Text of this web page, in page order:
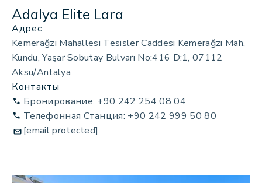
Adalya Elite Lara
Адрес
Kemerağzı Mahallesi Tesisler Caddesi Kemerağzı Mah,
Kundu, Yaşar Sobutay Bulvarı No:416 D:1, 07112
Aksu/Antalya
Контакты
Бронирование: +90 242 254 08 04
Телефонная Станция: +90 242 999 50 80
[email protected]